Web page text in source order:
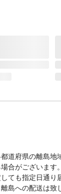
道府県の離島
合がございます。
ても指定日通り
島への配送は致